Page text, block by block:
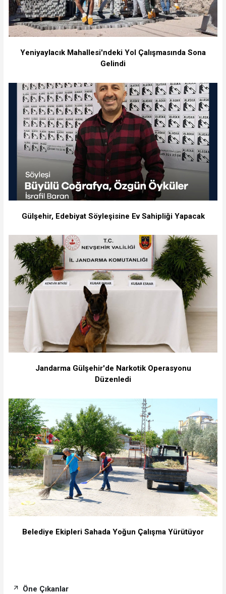
Yeniyaylacık Mahallesi'ndeki Yol Çalışmasında Sona
Gelindi
Gülşehir, Edebiyat Söyleşisine Ev Sahipliği Yapacak
Jandarma Gülşehir'de Narkotik Operasyonu
Düzenledi
Belediye Ekipleri Sahada Yoğun Çalışma Yürütüyor
Öne Çıkanlar